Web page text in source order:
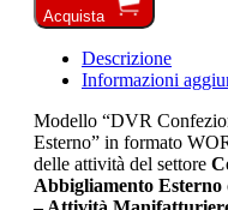
Acquista
Descrizione
Informazioni
Modello “DVR
Esterno” in formato
delle attività del settore
Abbigliamento Esterno